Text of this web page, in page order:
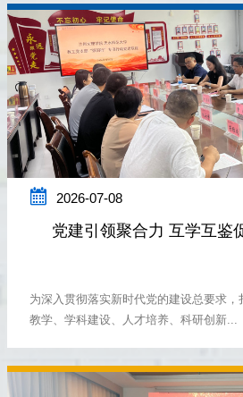
 2026-07-08
党建引领聚合力 互学互鉴
为深入贯彻落实新时代党的建设总要求
教学、学科建设、人才培养、科研创新...